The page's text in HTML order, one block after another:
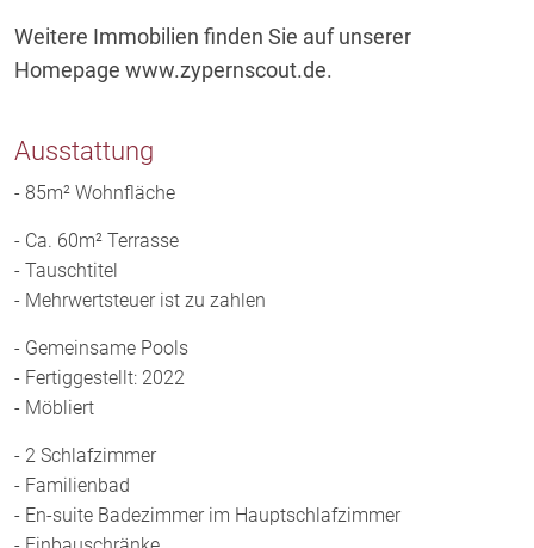
Weitere Immobilien finden Sie auf unserer
Homepage www.zypernscout.de.
Ausstattung
- 85m² Wohnfläche
- Ca. 60m² Terrasse
- Tauschtitel
- Mehrwertsteuer ist zu zahlen
- Gemeinsame Pools
- Fertiggestellt: 2022
- Möbliert
- 2 Schlafzimmer
- Familienbad
- En-suite Badezimmer im Hauptschlafzimmer